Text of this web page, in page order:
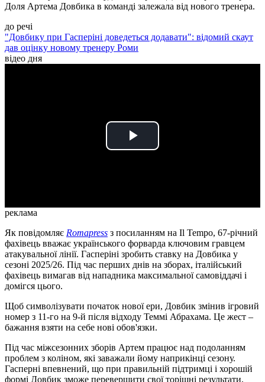
Доля Артема Довбика в команді залежала від нового тренера.
до речі
"Довбику при Гасперіні доведеться додавати": відомий скаут
дав оцінку новому тренеру Роми
відео дня
Play
реклама
Як повідомляє Romapress з посиланням на Il Tempo, 67-річний
фахівець вважає українського форварда ключовим гравцем
атакувальної лінії. Гасперіні зробить ставку на Довбика у
сезоні 2025/26. Під час перших днів на зборах, італійський
фахівець вимагав від нападника максимальної самовіддачі і
домігся цього.
Щоб символізувати початок нової ери, Довбик змінив ігровий
номер з 11-го на 9-й після відходу Теммі Абрахама. Це жест –
бажання взяти на себе нові обов'язки.
Під час міжсезонних зборів Артем працює над подоланням
проблем з коліном, які заважали йому наприкінці сезону.
Гасперні впевнений, що при правильній підтримці і хорошій
формі Довбик зможе перевершити свої торішні результати.